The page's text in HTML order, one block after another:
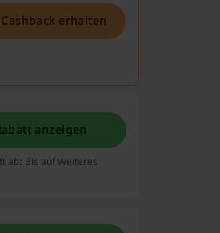
Cashback erhalten
anzeigen
ab: Bis auf Weiteres